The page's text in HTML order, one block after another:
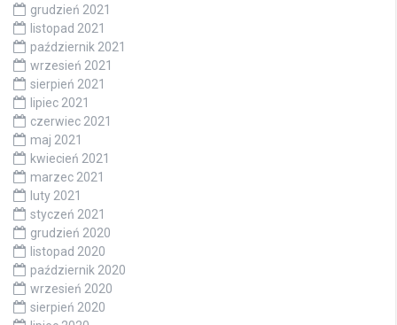
grudzień 2021
listopad 2021
październik 2021
wrzesień 2021
sierpień 2021
lipiec 2021
czerwiec 2021
maj 2021
kwiecień 2021
marzec 2021
luty 2021
styczeń 2021
grudzień 2020
listopad 2020
październik 2020
wrzesień 2020
sierpień 2020